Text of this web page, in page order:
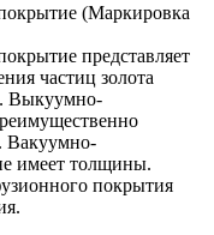
(Маркировка
представляет
частиц золота
Выкуумно-
Вакуумно-
имеет толщины.
покрытия